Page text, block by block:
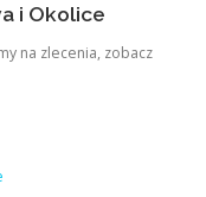
i Okolice
na zlecenia, zobacz